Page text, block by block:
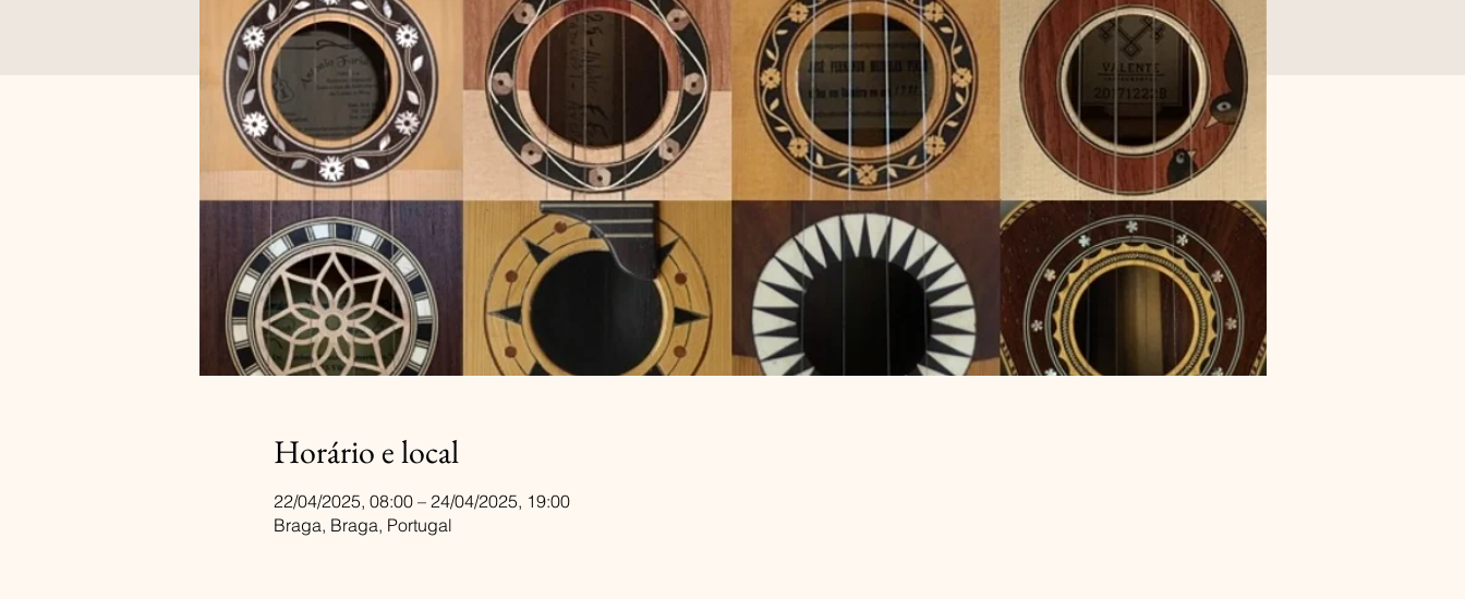
Horário e local
22/04/2025, 08:00 – 24/04/2025, 19:00
Braga, Braga, Portugal